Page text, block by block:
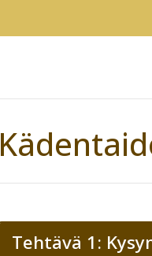
Tehtävä 1: